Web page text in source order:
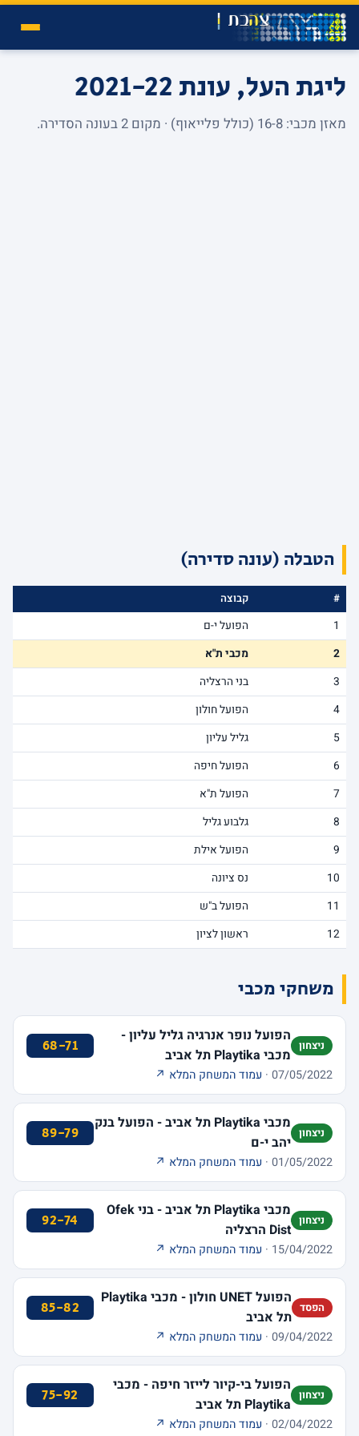
ליגת העל, עונת 2021-22
מאזן מכבי: 16-8 (כולל פלייאוף) · מקום 2 בעונה הסדירה.
הטבלה (עונה סדירה)
#
קבוצה
1
הפועל י-ם
2
מכבי ת"א
3
בני הרצליה
4
הפועל חולון
5
גליל עליון
6
הפועל חיפה
7
הפועל ת"א
8
גלבוע גליל
9
הפועל אילת
10
נס ציונה
11
הפועל ב"ש
12
ראשון לציון
משחקי מכבי
ניצחון
הפועל נופר אנרגיה גליל עליון -
מכבי Playtika תל אביב
68-71
07/05/2022 · עמוד המשחק המלא ↗
ניצחון
מכבי Playtika תל אביב - הפועל בנק
יהב י-ם
89-79
01/05/2022 · עמוד המשחק המלא ↗
ניצחון
מכבי Playtika תל אביב - בני Ofek
Dist הרצליה
92-74
15/04/2022 · עמוד המשחק המלא ↗
הפסד
הפועל UNET חולון - מכבי Playtika
תל אביב
85-82
09/04/2022 · עמוד המשחק המלא ↗
ניצחון
הפועל בי-קיור לייזר חיפה - מכבי
Playtika תל אביב
75-92
02/04/2022 · עמוד המשחק המלא ↗